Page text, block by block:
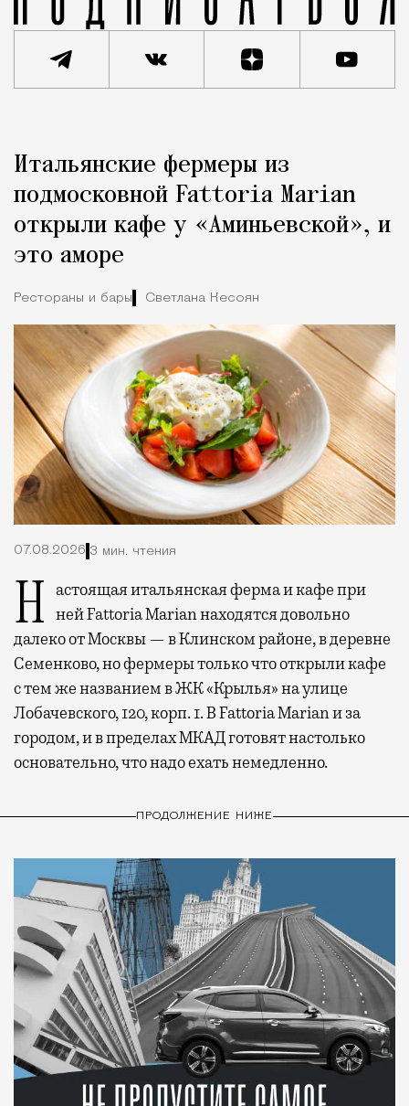
Город
Итальянские фермеры из
подмосковной Fattoria Marian
открыли кафе у «Аминьевской», и
это аморе
Рестораны и бары Светлана Кесоян
07.08.2026 3 мин. чтения
Настоящая итальянская ферма и кафе при ней Fattoria Marian находятся довольно
далеко от Москвы — в Клинском районе, в деревне
Семенково, но фермеры только что открыли кафе
с тем же названием в ЖК «Крылья» на улице
Лобачевского, 120, корп. 1. В Fattoria Marian и за
городом, и в пределах МКАД готовят настолько
основательно, что надо ехать немедленно.
ПРОДОЛЖЕНИЕ НИЖЕ